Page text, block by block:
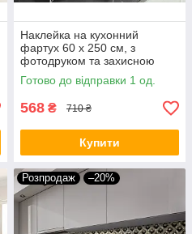
Наклейка на кухонний
фартух 60 х 250 см, з
фотодруком та захисною
ламінацією плитка кубиками
(БП-s_tx309)
Готово до відправки 1 од.
568 ₴ 710 ₴
Купити
Розпродаж –20%